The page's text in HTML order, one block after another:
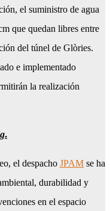
el suministro de agua
que quedan libres entre
del túnel de Glòries.
e implementado
la realización
.
el despacho JPAM se ha
durabilidad y
en el espacio